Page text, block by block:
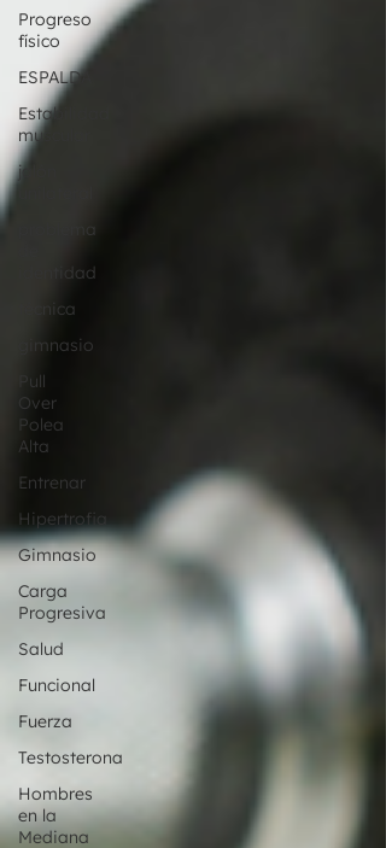
Progreso
físico
ESPALDA
Estabilidad
muscular
jalón
problema
identidad
técnica
gimnasio
Pull
Over
Polea
Alta
Entrenar
Hipertrofia
Gimnasio
Carga
Progresiva
Salud
Funcional
Fuerza
Testosterona
Hombres
en la
Mediana